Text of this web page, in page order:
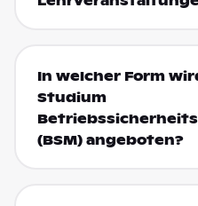
In welcher Form
Studium
(BSM) angeboten?